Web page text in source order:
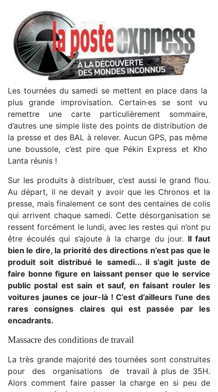
Les tournées du samedi se mettent en place dans la
plus grande improvisation. Certain·es se sont vu
remettre une carte particulièrement sommaire,
d’autres une simple liste des points de distribution de
la presse et des BAL à relever. Aucun GPS, pas même
une boussole, c’est pire que Pékin Express et Kho
Lanta réunis !
Sur les produits à distribuer, c’est aussi le grand flou.
Au départ, il ne devait y avoir que les Chronos et la
presse, mais finalement ce sont des centaines de colis
qui arrivent chaque samedi. Cette désorganisation se
ressent forcément le lundi, avec les restes qui n’ont pu
être écoulés qui s’ajoute à la charge du jour. Il faut
bien le dire, la priorité des directions n’est pas que le
produit soit distribué le samedi... il s’agit juste de
faire bonne figure en laissant penser que le service
public postal est sain et sauf, en faisant rouler les
voitures jaunes ce jour-là ! C’est d’ailleurs l’une des
rares consignes claires qui est passée par les
encadrants.
Massacre des conditions de travail
La très grande majorité des tournées sont construites
pour des organisations de travail à plus de 35H.
Alors comment faire passer la charge en si peu de